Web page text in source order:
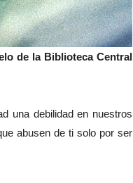
de la Biblioteca Central
una debilidad en nuestros
abusen de ti solo por ser